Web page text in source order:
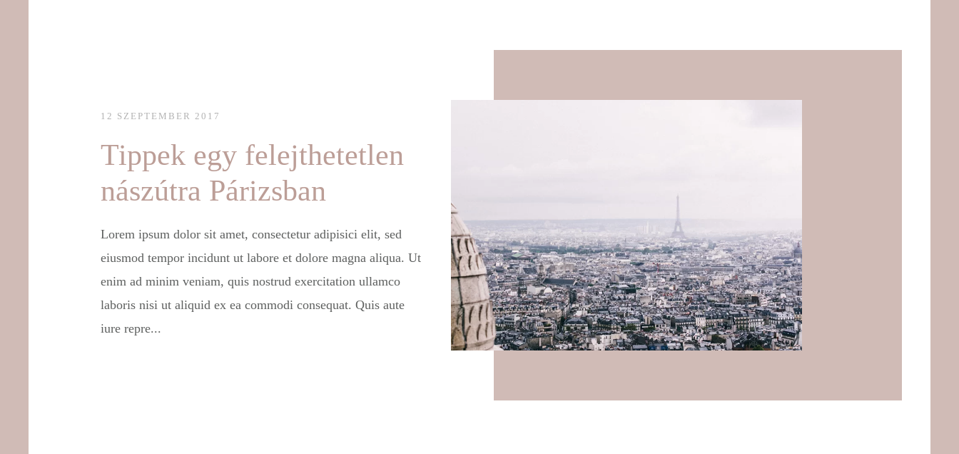
12 SZEPTEMBER 2017
Tippek egy felejthetetlen
nászútra Párizsban
Lorem ipsum dolor sit amet, consectetur adipisici elit, sed
eiusmod tempor incidunt ut labore et dolore magna aliqua. Ut
enim ad minim veniam, quis nostrud exercitation ullamco
laboris nisi ut aliquid ex ea commodi consequat. Quis aute
iure repre...